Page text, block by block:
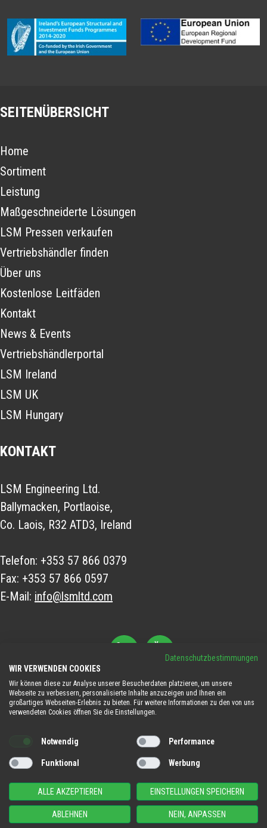
SEITENÜBERSICHT
Home
Sortiment
Leistung
Maßgeschneiderte Lösungen
LSM Pressen verkaufen
Vertriebshändler finden
Über uns
Kostenlose Leitfäden
Kontakt
News & Events
Vertriebshändlerportal
LSM Ireland
LSM UK
LSM Hungary
KONTAKT
LSM Engineering Ltd.
Ballymacken, Portlaoise,
Co. Laois, R32 ATD3, Ireland
Telefon: +353 57 866 0379
Fax: +353 57 866 0597
E-Mail: info@lsmltd.com
© 2026LSM. Alle Rechte vorbehalten. |Datenschutzerklärung
|Cookie-Bestimmungen Geschäftsbedingungen
Seite von Maverick
Datenschutzbestimmungen
WIR VERWENDEN COOKIES
Wir können diese zur Analyse unserer Besucherdaten platzieren, um unsere
Webseite zu verbessern, personalisierte Inhalte anzuzeigen und Ihnen ein
großartiges Webseiten-Erlebnis zu bieten. Für weitere Informationen zu den von uns
verwendeten Cookies öffnen Sie die Einstellungen.
Notwendig Performance
Funktional Werbung
ALLE AKZEPTIEREN EINSTELLUNGEN SPEICHERN
ABLEHNEN NEIN, ANPASSEN